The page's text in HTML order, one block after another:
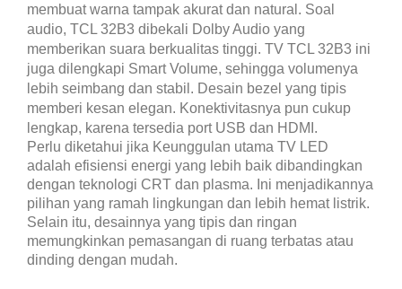
membuat warna tampak akurat dan natural. Soal
audio, TCL 32B3 dibekali Dolby Audio yang
memberikan suara berkualitas tinggi. TV TCL 32B3 ini
juga dilengkapi Smart Volume, sehingga volumenya
lebih seimbang dan stabil. Desain bezel yang tipis
memberi kesan elegan. Konektivitasnya pun cukup
lengkap, karena tersedia port USB dan HDMI.
Perlu diketahui jika Keunggulan utama TV LED
adalah efisiensi energi yang lebih baik dibandingkan
dengan teknologi CRT dan plasma. Ini menjadikannya
pilihan yang ramah lingkungan dan lebih hemat listrik.
Selain itu, desainnya yang tipis dan ringan
memungkinkan pemasangan di ruang terbatas atau
dinding dengan mudah.